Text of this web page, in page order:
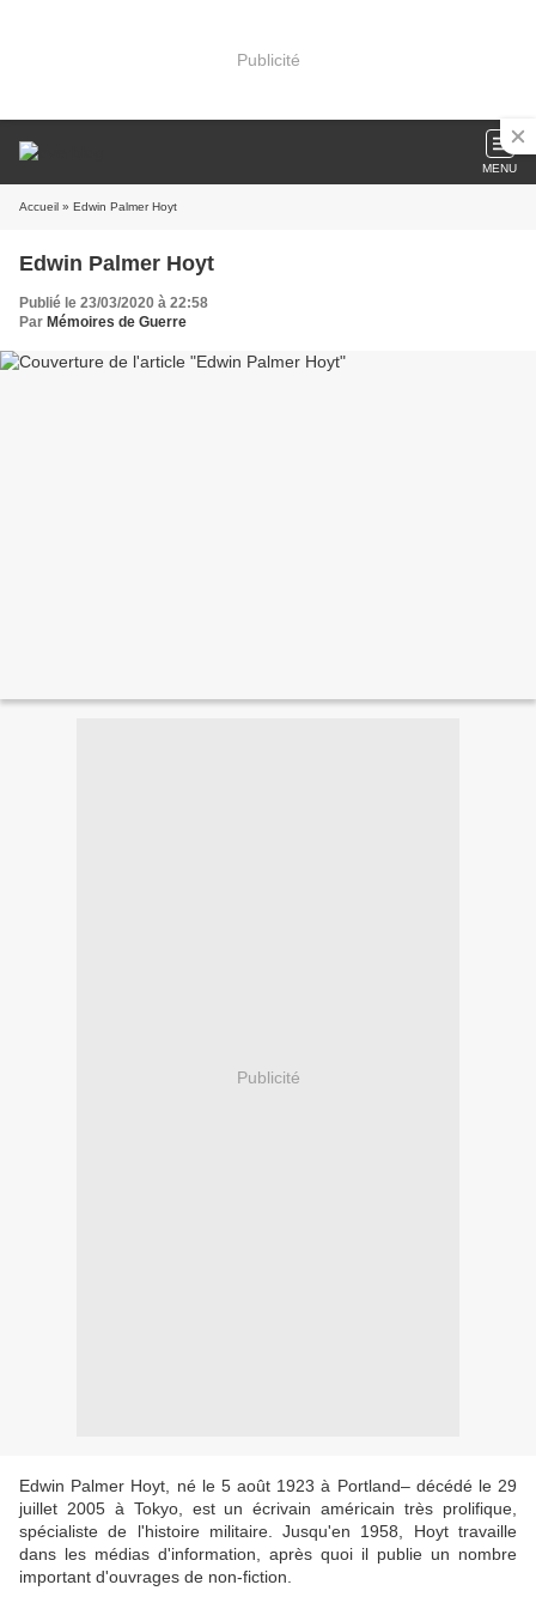
Publicité
MENU
Accueil » Edwin Palmer Hoyt
Edwin Palmer Hoyt
Publié le 23/03/2020 à 22:58
Par Mémoires de Guerre
Publicité
Edwin Palmer Hoyt, né le 5 août 1923 à Portland– décédé le 29
juillet 2005 à Tokyo, est un écrivain américain très prolifique,
spécialiste de l'histoire militaire. Jusqu'en 1958, Hoyt travaille
dans les médias d'information, après quoi il publie un nombre
important d'ouvrages de non-fiction.